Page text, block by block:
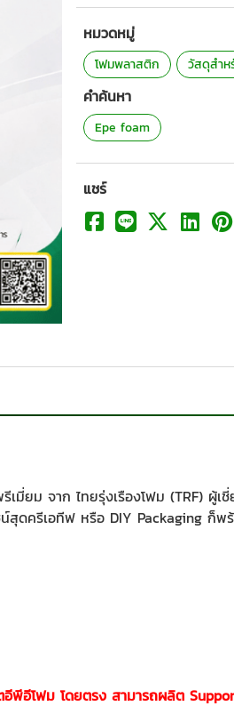
หมวดหมู่
โฟมพลาสติก วัสดุสำห
คำค้นหา
Epe foam
แชร์
มี่ยม จาก ไทยรุ่งเรืองโฟม (TRF)
น์สุดครีเอทีฟ หรือ DIY Packaging
อีพีอีโฟม โดยตรง สามารถผลิต